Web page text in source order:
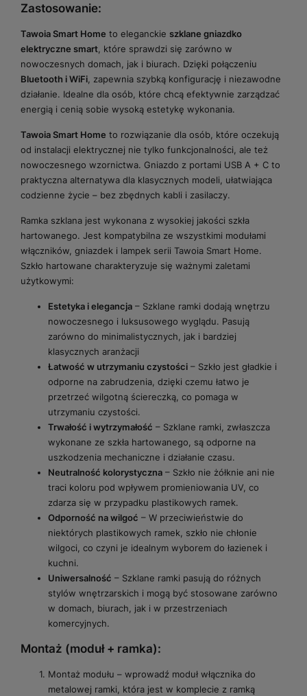
Zastosowanie:
Tawoia Smart Home to eleganckie szklane gniazdko
elektryczne smart , które sprawdzi się zarówno w
nowoczesnych domach, jak i biurach. Dzięki połączeniu
Bluetooth i WiFi , zapewnia szybką konfigurację i niezawodne
działanie. Idealne dla osób, które chcą efektywnie zarządzać
energią i cenią sobie wysoką estetykę wykonania.
Tawoia Smart Home to rozwiązanie dla osób, które oczekują
od instalacji elektrycznej nie tylko funkcjonalności, ale też
nowoczesnego wzornictwa. Gniazdo z portami USB A + C to
praktyczna alternatywa dla klasycznych modeli, ułatwiająca
codzienne życie – bez zbędnych kabli i zasilaczy.
Ramka szklana jest wykonana z wysokiej jakości szkła
hartowanego. Jest kompatybilna ze wszystkimi modułami
włączników, gniazdek i lampek serii Tawoia Smart Home.
Szkło hartowane charakteryzuje się ważnymi zaletami
użytkowymi:
Estetyka i elegancja – Szklane ramki dodają wnętrzu
nowoczesnego i luksusowego wyglądu. Pasują
zarówno do minimalistycznych, jak i bardziej
klasycznych aranżacji
Łatwość w utrzymaniu czystości – Szkło jest gładkie i
odporne na zabrudzenia, dzięki czemu łatwo je
przetrzeć wilgotną ściereczką, co pomaga w
utrzymaniu czystości.
Trwałość i wytrzymałość – Szklane ramki, zwłaszcza
wykonane ze szkła hartowanego, są odporne na
uszkodzenia mechaniczne i działanie czasu.
Neutralność kolorystyczna – Szkło nie żółknie ani nie
traci koloru pod wpływem promieniowania UV, co
zdarza się w przypadku plastikowych ramek.
Odporność na wilgoć – W przeciwieństwie do
niektórych plastikowych ramek, szkło nie chłonie
wilgoci, co czyni je idealnym wyborem do łazienek i
kuchni.
Uniwersalność – Szklane ramki pasują do różnych
stylów wnętrzarskich i mogą być stosowane zarówno
w domach, biurach, jak i w przestrzeniach
komercyjnych.
Montaż (moduł + ramka):
Montaż modułu – wprowadź moduł włącznika do
metalowej ramki, która jest w komplecie z ramką